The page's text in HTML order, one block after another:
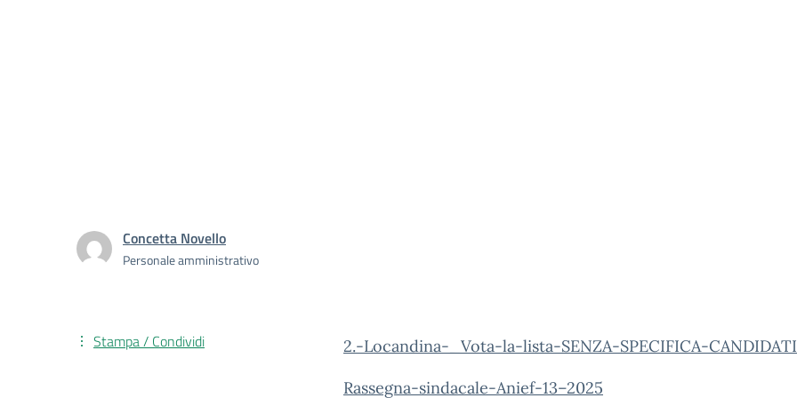
Concetta Novello
Personale amministrativo
2.-Locandina-_Vota-la-lista-SENZA-SPECIFICA-
Rassegna-sindacale-Anief-13–2025
Stampa / Condividi